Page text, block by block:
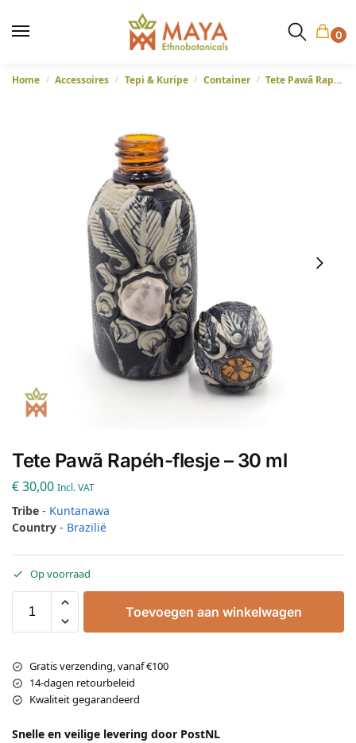
0
Home / Accessoires / Tepi & Kuripe / Container / Tete Pawã Rapéh-flesje – 30 ml
Tete Pawã Rapéh-flesje – 30 ml
€30,00 Incl. VAT
Tribe - Kuntanawa
Country - Brazilië
Op voorraad
Toevoegen aan winkelwagen
Gratis verzending, vanaf €100
14-dagen retourbeleid
Kwaliteit gegarandeerd
Snelle en veilige levering door PostNL